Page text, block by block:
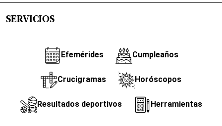
SERVICIOS
Efemérides Cumpleaños
Crucigramas Horóscopos
Resultados deportivos Herramientas